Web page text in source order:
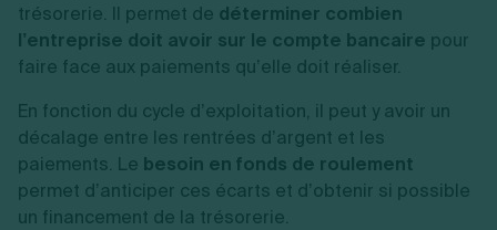
trésorerie. Il permet de déterminer combien
l’entreprise doit avoir sur le compte bancaire pour
faire face aux paiements qu’elle doit réaliser.
En fonction du cycle d’exploitation, il peut y avoir un
décalage entre les rentrées d’argent et les
paiements. Le besoin en fonds de roulement
permet d’anticiper ces écarts et d’obtenir si possible
un financement de la trésorerie.